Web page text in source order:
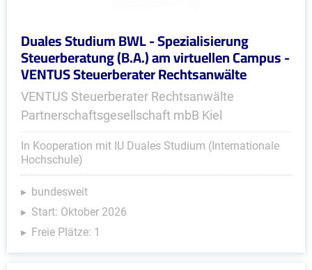
Duales Studium BWL - Spezialisierung
Steuerberatung (B.A.) am virtuellen Campus -
VENTUS Steuerberater Rechtsanwälte
VENTUS Steuerberater Rechtsanwälte
Partnerschaftsgesellschaft mbB Kiel
In Kooperation mit IU Duales Studium (Internationale
Hochschule)
bundesweit
Start: Oktober 2026
Freie Plätze: 1